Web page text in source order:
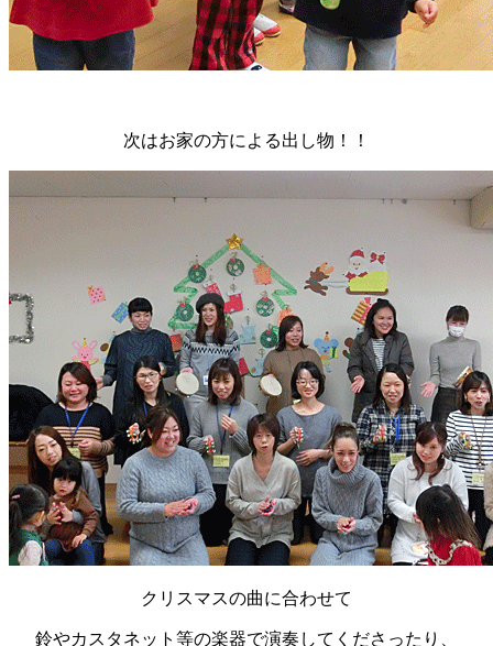
次はお家の方による出し物！！
クリスマスの曲に合わせて
鈴やカスタネット等の楽器で演奏してくださったり、